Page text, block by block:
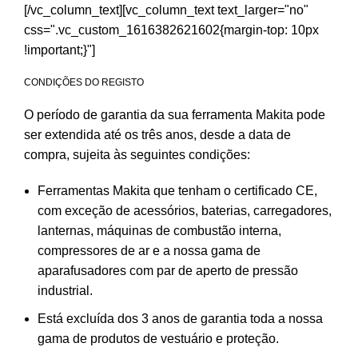
[/vc_column_text][vc_column_text text_larger="no"
css=".vc_custom_1616382621602{margin-top: 10px
!important;}"]
CONDIÇÕES DO REGISTO
O período de garantia da sua ferramenta Makita pode
ser extendida até os três anos, desde a data de
compra, sujeita às seguintes condições:
Ferramentas Makita que tenham o certificado CE,
com exceção de acessórios, baterias, carregadores,
lanternas, máquinas de combustão interna,
compressores de ar e a nossa gama de
aparafusadores com par de aperto de pressão
industrial.
Está excluída dos 3 anos de garantia toda a nossa
gama de produtos de vestuário e proteção.